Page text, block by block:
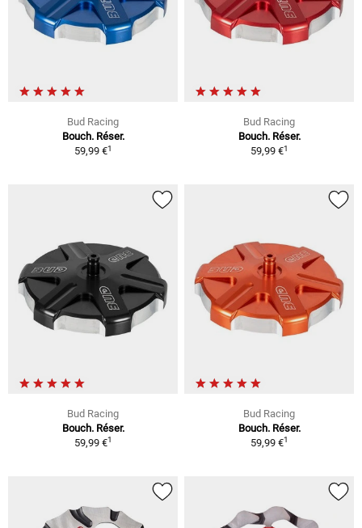
Bud Racing
Bouch. Réser.
59,99 €1
Bud Racing
Bouch. Réser.
59,99 €1
Bud Racing
Bouch. Réser.
59,99 €1
Bud Racing
Bouch. Réser.
59,99 €1